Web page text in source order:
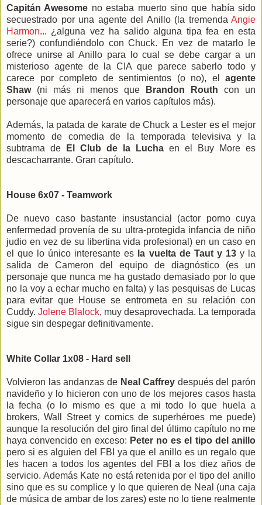
Capitán Awesome no estaba muerto sino que había sido
secuestrado por una agente del Anillo (la tremenda Angie
Harmon... ¿alguna vez ha salido alguna tipa fea en esta
serie?) confundiéndolo con Chuck. En vez de matarlo le
ofrece unirse al Anillo para lo cual se debe cargar a un
misterioso agente de la CIA que parece saberlo todo y
carece por completo de sentimientos (o no), el agente
Shaw(ni más ni menos que Brandon Routh con un
personaje que aparecerá en varios capítulos más).
Además, la patada de karate de Chuck a Lester es el mejor
momento de comedia de la temporada televisiva y la
subtrama de
El Club de la Lucha en el Buy More es
descacharrante. Gran capítulo.
House 6x07 - Teamwork
De nuevo caso bastante insustancial (actor porno cuya
enfermedad provenía de su ultra-protegida infancia de niño
judio en vez de su libertina vida profesional) en un caso en
el que lo único interesante es la vuelta de Taut y 13y la
salida de Cameron del equipo de diagnóstico (es un
personaje que nunca me ha gustado demasiado por lo que
no la voy a echar mucho en falta) y las pesquisas de Lucas
para evitar que House se entrometa en su relación con
Cuddy. Jolene Blalock, muy desaprovechada. La temporada
sigue sin despegar definitivamente.
White Collar 1x08 - Hard sell
Volvieron las andanzas de Neal Caffrey después del parón
navideño y lo hicieron con uno de los mejores casos hasta
la fecha (o lo mismo es que a mi todo lo que huela a
brokers, Wall Street y comics de superhéroes me puede)
aunque la resolución del giro final del último capítulo no me
haya convencido en exceso: Peter no es el tipo del anillo
pero si es alguien del FBI ya que el anillo es un regalo que
les hacen a todos los agentes del FBI a los diez años de
servicio. Además Kate no está retenida por el tipo del anillo
sino que es su complice y lo que quieren de Neal (una caja
de música de ambar de los zares) este no lo tiene realmente